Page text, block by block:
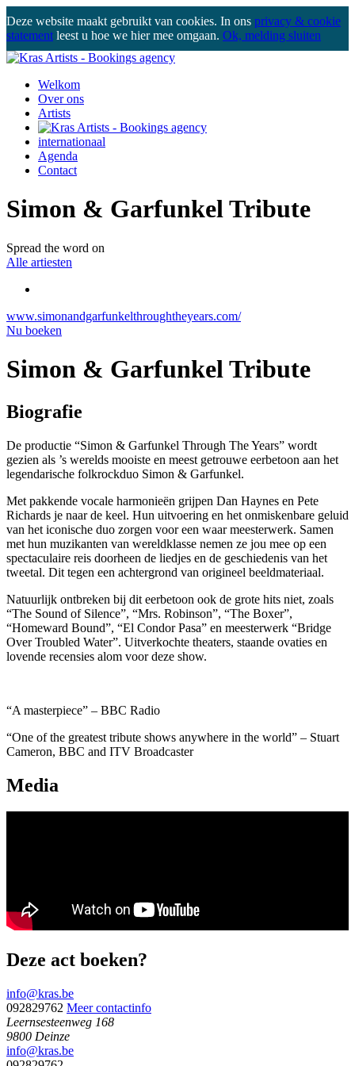
Deze website maakt gebruikt van cookies. In ons privacy & cookie
statement leest u hoe we hier mee omgaan. Ok, melding sluiten
Welkom
Over ons
Artists
internationaal
Agenda
Contact
Simon & Garfunkel Tribute
Spread the word on
Alle artiesten
www.simonandgarfunkelthroughtheyears.com/
Nu boeken
Simon & Garfunkel Tribute
Biografie
De productie “Simon & Garfunkel Through The Years” wordt
gezien als ’s werelds mooiste en meest getrouwe eerbetoon aan het
legendarische folkrockduo Simon & Garfunkel.
Met pakkende vocale harmonieën grijpen Dan Haynes en Pete
Richards je naar de keel. Hun uitvoering en het onmiskenbare geluid
van het iconische duo zorgen voor een waar meesterwerk. Samen
met hun muzikanten van wereldklasse nemen ze jou mee op een
spectaculaire reis doorheen de liedjes en de geschiedenis van het
tweetal. Dit tegen een achtergrond van origineel beeldmateriaal.
Natuurlijk ontbreken bij dit eerbetoon ook de grote hits niet, zoals
“The Sound of Silence”, “Mrs. Robinson”, “The Boxer”,
“Homeward Bound”, “El Condor Pasa” en meesterwerk “Bridge
Over Troubled Water”. Uitverkochte theaters, staande ovaties en
lovende recensies alom voor deze show.
“A masterpiece” – BBC Radio
“One of the greatest tribute shows anywhere in the world” – Stuart
Cameron, BBC and ITV Broadcaster
Media
Deze act boeken?
info@kras.be
092829762 Meer contactinfo
Leernsesteenweg 168
9800 Deinze
info@kras.be